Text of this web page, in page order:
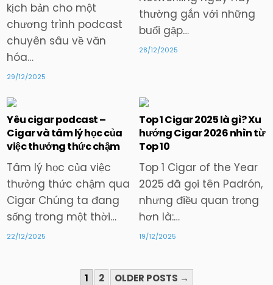
kịch bản cho một
chương trình podcast
chuyên sâu về văn
hóa…
29/12/2025
thường gắn với những
buổi gặp…
28/12/2025
Posted
in
Yêu cigar podcast –
Cigar và tâm lý học của
việc thưởng thức chậm
Tâm lý học của việc
thưởng thức chậm qua
Cigar Chúng ta đang
sống trong một thời…
22/12/2025
Posted
Top 1 Cigar 2025 là gì? Xu
hướng Cigar 2026 nhìn từ
Top 10
Top 1 Cigar of the Year
2025 đã gọi tên Padrón,
nhưng điều quan trọng
hơn là:…
19/12/2025
1 2 OLDER POSTS →